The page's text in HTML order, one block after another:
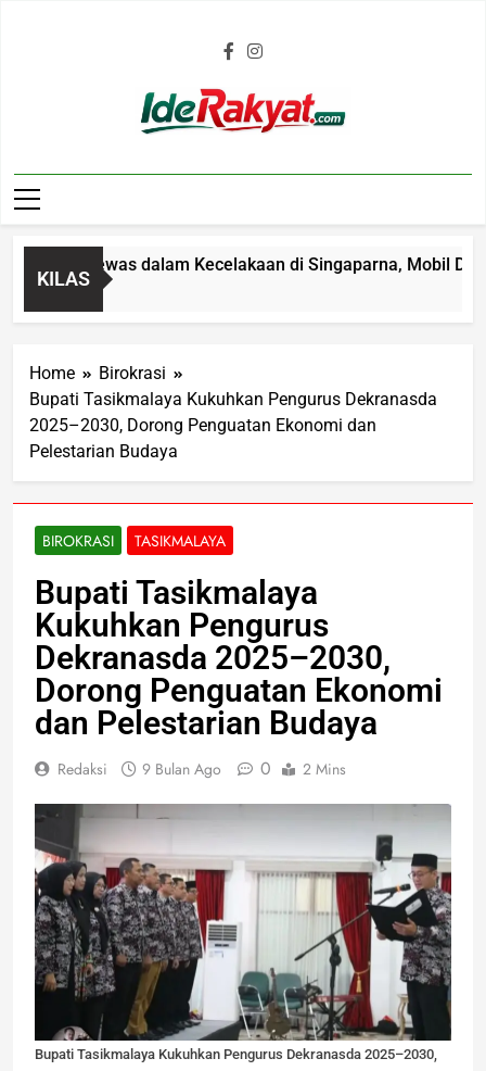
Iderakyat.com
KILAS
Tewas dalam Kecelakaan di Singaparna, Mobil
Home
Birokrasi
Bupati Tasikmalaya Kukuhkan Pengurus Dekranasda
2025–2030, Dorong Penguatan Ekonomi dan
Pelestarian Budaya
BIROKRASI TASIKMALAYA
Bupati Tasikmalaya
Kukuhkan Pengurus
Dekranasda 2025–2030,
Dorong Penguatan Ekonomi
dan Pelestarian Budaya
Redaksi 9 Bulan Ago 0 2 Mins
Bupati Tasikmalaya Kukuhkan Pengurus Dekranasda 2025–2030,